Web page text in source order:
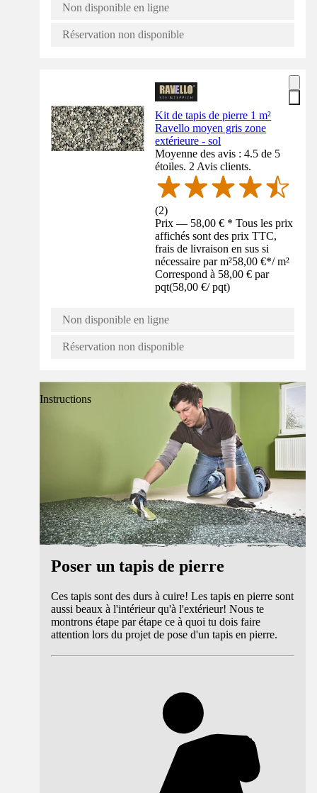
Non disponible en ligne
Réservation non disponible
Kit de tapis de pierre 1 m²
Ravello moyen gris zone
extérieure - sol
Moyenne des avis : 4.5 de 5
étoiles. 2 Avis clients.
(2)
Prix — 58,00 € * Tous les prix
affichés sont des prix TTC,
frais de livraison en sus si
nécessaire par m²58,00 €*/ m²
Correspond à 58,00 € par
pqt(58,00 €/ pqt)
Non disponible en ligne
Réservation non disponible
Instructions
Poser un tapis de pierre
Ces tapis sont des durs à cuire! Les tapis en pierre sont
aussi beaux à l'intérieur qu'à l'extérieur! Nous te
montrons étape par étape ce à quoi tu dois faire
attention lors du projet de pose d'un tapis en pierre.